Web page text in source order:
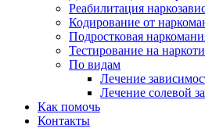
Реабилитация
Кодирование от
Подростковая
Тестирование на
По видам
Лечение
Лечение солевой
Как помочь
Контакты